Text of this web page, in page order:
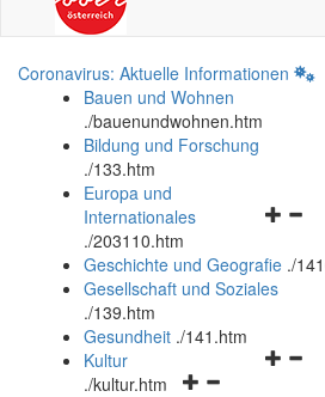
Coronavirus: Aktuelle Informationen
Bauen und Wohnen
./bauenundwohnen.htm
Bildung und Forschung
./133.htm
und
schließen
Europa und
Internationales
./203110.htm
Geschichte und Geografie ./
Gesellschaft und Soziales
./139.htm
Gesundheit ./141.htm
Navigationsmenü
Kultur
./kultur.htm